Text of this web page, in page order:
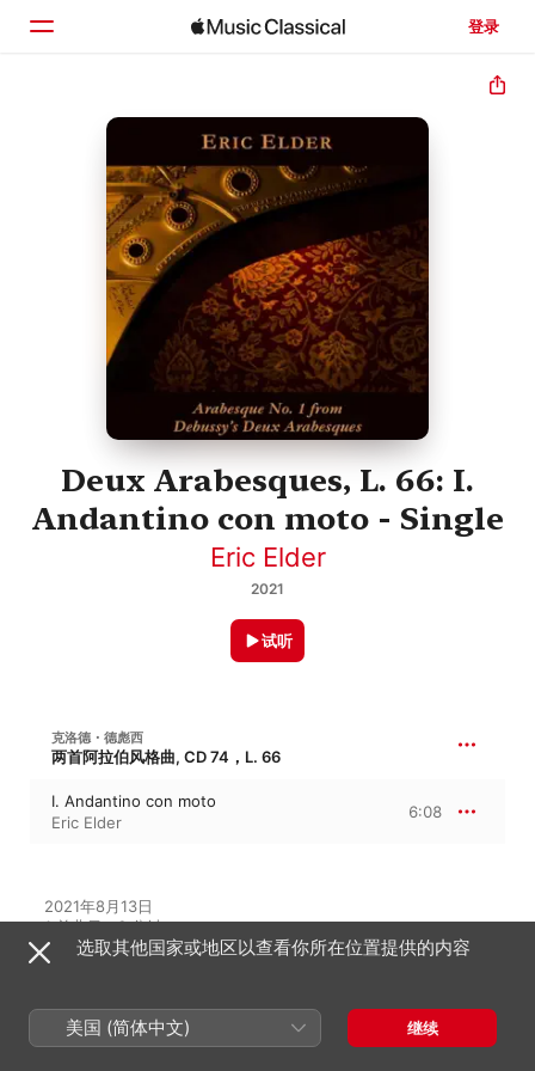
登录
主页
浏览
搜索
Deux Arabesques, L. 66: I.
Andantino con moto - Single
Eric Elder
2021
试听
克洛德・德彪西
两首阿拉伯风格曲, CD 74，L. 66
I. Andantino con moto
Eric Elder
6:08
2021年8月13日
1 首曲目 · 6 分钟
℗ 2021 Eric Elder
在此专辑中聆听
选取其他国家或地区以查看你所在位置提供的内容
美国 (简体中文) 继续